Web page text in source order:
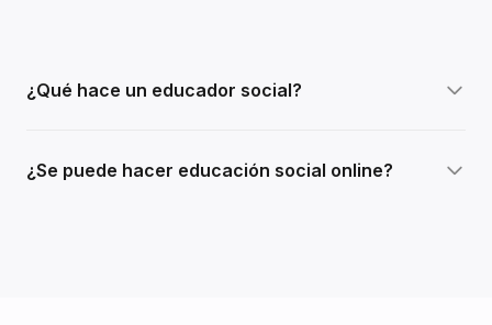
¿Qué hace un educador social?
¿Se puede hacer educación social online?